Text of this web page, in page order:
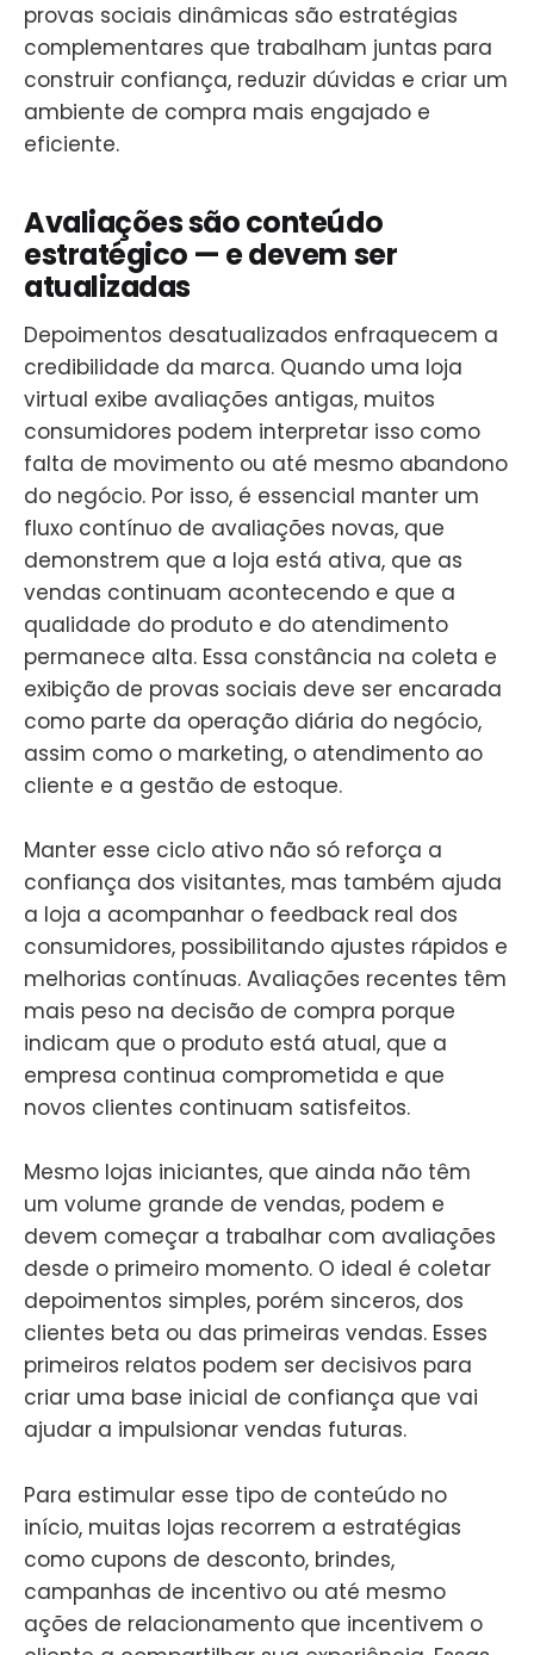
provas sociais dinâmicas são estratégias
complementares que trabalham juntas para
construir confiança, reduzir dúvidas e criar um
ambiente de compra mais engajado e
eficiente.
Avaliações são conteúdo
estratégico — e devem ser
atualizadas
Depoimentos desatualizados enfraquecem a
credibilidade da marca. Quando uma loja
virtual exibe avaliações antigas, muitos
consumidores podem interpretar isso como
falta de movimento ou até mesmo abandono
do negócio. Por isso, é essencial manter um
fluxo contínuo de avaliações novas, que
demonstrem que a loja está ativa, que as
vendas continuam acontecendo e que a
qualidade do produto e do atendimento
permanece alta. Essa constância na coleta e
exibição de provas sociais deve ser encarada
como parte da operação diária do negócio,
assim como o marketing, o atendimento ao
cliente e a gestão de estoque.
Manter esse ciclo ativo não só reforça a
confiança dos visitantes, mas também ajuda
a loja a acompanhar o feedback real dos
consumidores, possibilitando ajustes rápidos e
melhorias contínuas. Avaliações recentes têm
mais peso na decisão de compra porque
indicam que o produto está atual, que a
empresa continua comprometida e que
novos clientes continuam satisfeitos.
Mesmo lojas iniciantes, que ainda não têm
um volume grande de vendas, podem e
devem começar a trabalhar com avaliações
desde o primeiro momento. O ideal é coletar
depoimentos simples, porém sinceros, dos
clientes beta ou das primeiras vendas. Esses
primeiros relatos podem ser decisivos para
criar uma base inicial de confiança que vai
ajudar a impulsionar vendas futuras.
Para estimular esse tipo de conteúdo no
início, muitas lojas recorrem a estratégias
como cupons de desconto, brindes,
campanhas de incentivo ou até mesmo
ações de relacionamento que incentivem o